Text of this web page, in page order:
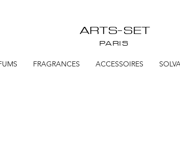
ARTS-SET
PARIS
FRAGRANCES ACCESSOIRES